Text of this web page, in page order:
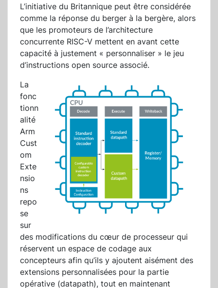
L’initiative du Britannique peut être considérée
comme la réponse du berger à la bergère, alors
que les promoteurs de l’architecture
concurrente RISC-V mettent en avant cette
capacité à justement « personnaliser » le jeu
d’instructions open source associé.
La
fonc
tionn
alité
Arm
Cust
om
Exte
nsio
ns
repo
se
sur
des modifications du cœur de processeur qui
réservent un espace de codage aux
concepteurs afin qu’ils y ajoutent aisément des
extensions personnalisées pour la partie
opérative (datapath), tout en maintenant